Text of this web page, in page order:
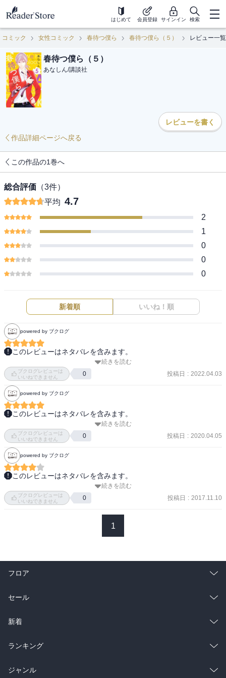
はじめて 会員登録 サインイン 検索
コミック 女性コミック 春待つ僕ら 春待つ僕ら（５） レビュー一覧
春待つ僕ら（５）
あなしん/講談社
レビューを書く
作品詳細ページへ戻る
この作品の1巻へ
総合評価 （3件）
平均 4.7
2
1
0
0
0
新着順 いいね！順
powered by ブクログ
このレビューはネタバレを含みます。
やっぱ恭介の役回りが良すぎる！！！そして今回は神回だったな。
遊園地で観覧車で二人きり、からの永久が美月への想いを自覚。こ
れだけでお腹いっぱいな幸せだけど、その後のあやちゃんと美月の
浴衣デートもなかなか切なくてよかった。少女漫画における夏って1
番青春を感じるからすごく好き。
続きを読む
ブクログレビューは
いいねできません
0 投稿日 : 2022.04.03
powered by ブクログ
このレビューはネタバレを含みます。
みんなで遊園地後半編から。美月が、竜二とナナさんの観覧車の雰
囲気を見たレイナちゃんに、今後こういうことはどうしてもあり得
ると思うんだよって話したところ、どうしても自分の保身が先走っ
てるように見えてなんかちょっと嫌な気持ちになってしまった。で
もそのあとの永久と2人の観覧車とか、永久が自分の気持ち自覚した
りとか見てたらそんな事も忘れたけど。あやちゃんと花火デートは
良かった。あやちゃん最高じゃないか。美月の肩抱くの我慢してる
あやちゃん可愛かった。男として見てもらえたら負けるわけがない
からって自信たっぷりなところも良い。静かにメラメラしている永
久もいいけどね。個人的にはネズミ花火をわー！って避けてる竜二
続きを読む
ブクログレビューは
いいねできません
0 投稿日 : 2020.04.05
powered by ブクログ
このレビューはネタバレを含みます。
天然たらし系のヒーローが、恋を自覚するとグイグイくるやつです
いや、黒そうだけど、美月を好きなのはマジっぽい……。
ない美月。
続きを読む
ブクログレビューは
いいねできません
0 投稿日 : 2017.11.10
1
フロア
総合
ラノベ
雑誌・グラビア
BL・TL
セール
総合
ラノベ
雑誌・グラビア
新着
総合
ラノベ
ランキング
総合
ジャンル